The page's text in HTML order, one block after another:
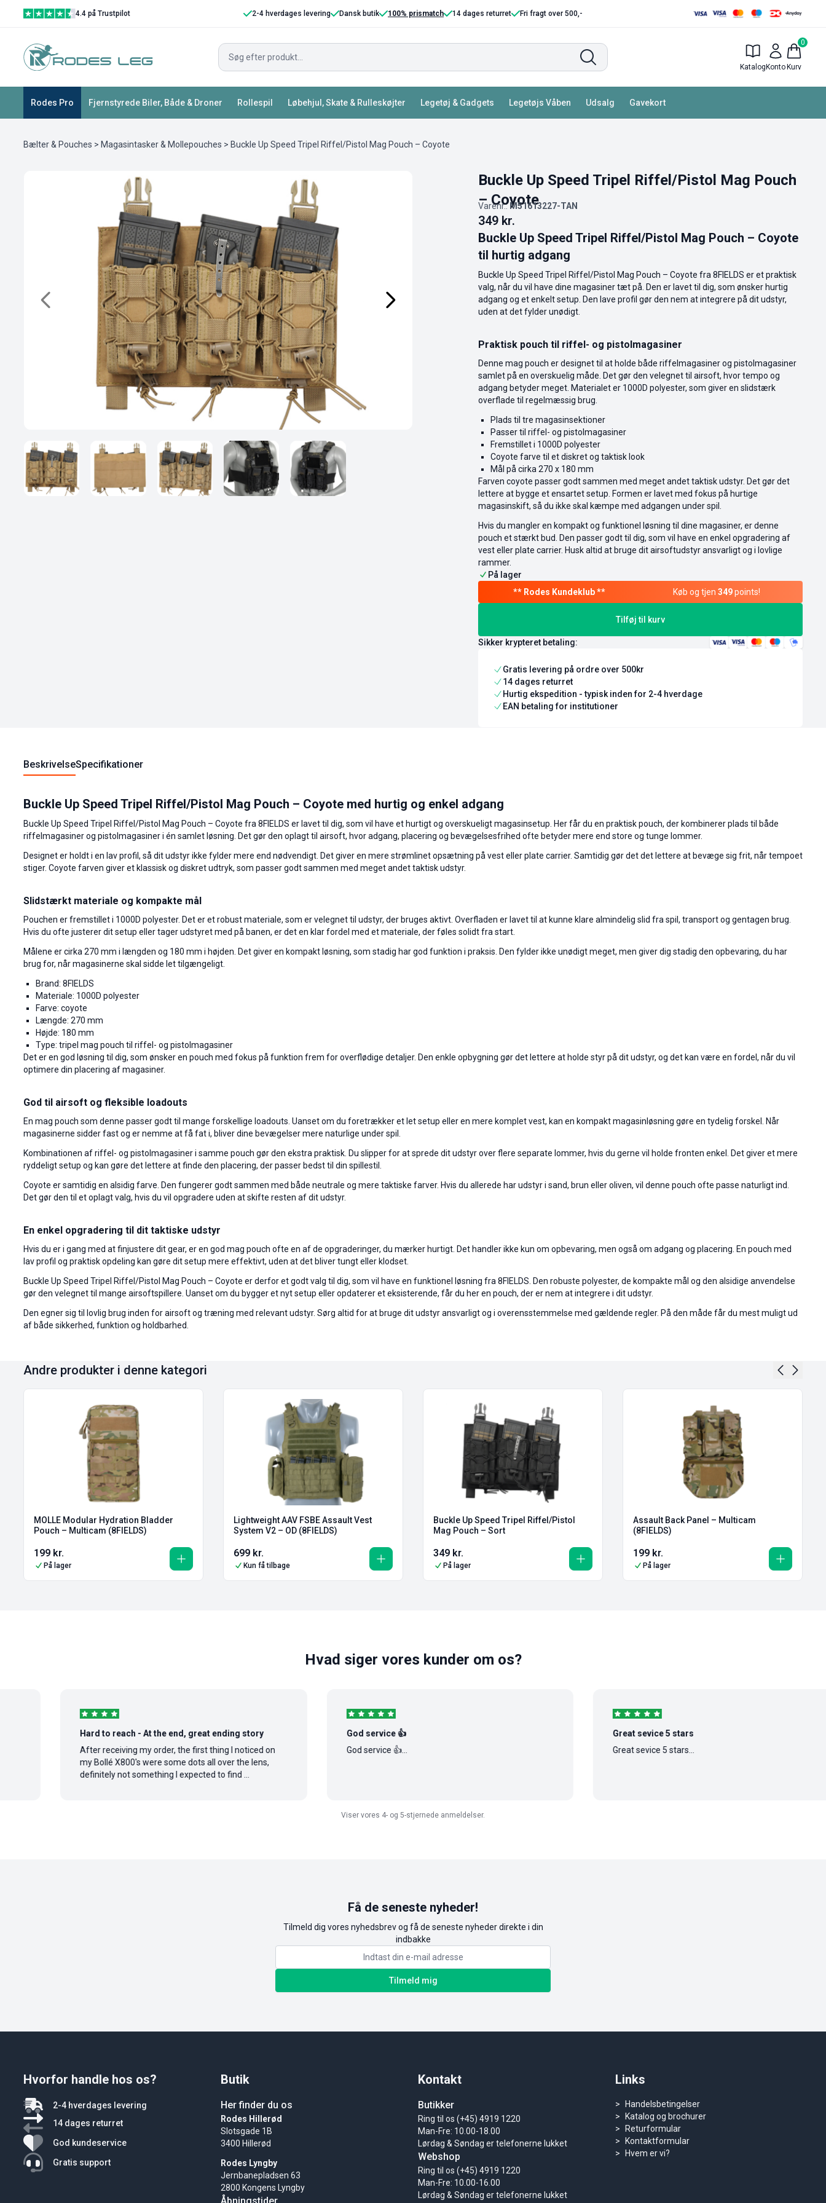
4.4 på Trustpilot 2-4 hverdages levering Dansk butik 100% prismatch 14 dages returret Fri fragt over 500,-
Katalog Konto
0
Kurv
Rodes Pro Fjernstyrede Biler, Både & Droner Rollespil Løbehjul, Skate & Rulleskøjter Legetøj & Gadgets Legetøjs Våben Udsalg Gavekort
Bælter & Pouches > Magasintasker & Mollepouches > Buckle Up Speed Tripel Riffel/Pistol Mag Pouch – Coyote
Buckle Up Speed Tripel Riffel/Pistol Mag Pouch
– Coyote
Varenr.: M51613227-TAN
349 kr.
Buckle Up Speed Tripel Riffel/Pistol Mag Pouch – Coyote
til hurtig adgang
Buckle Up Speed Tripel Riffel/Pistol Mag Pouch – Coyote fra 8FIELDS er et praktisk
valg, når du vil have dine magasiner tæt på. Den er lavet til dig, som ønsker hurtig
adgang og et enkelt setup. Den lave profil gør den nem at integrere på dit udstyr,
uden at det fylder unødigt.
Praktisk pouch til riffel- og pistolmagasiner
Denne mag pouch er designet til at holde både riffelmagasiner og pistolmagasiner
samlet på en overskuelig måde. Det gør den velegnet til airsoft, hvor tempo og
adgang betyder meget. Materialet er 1000D polyester, som giver en slidstærk
overflade til regelmæssig brug.
Plads til tre magasinsektioner
Passer til riffel- og pistolmagasiner
Fremstillet i 1000D polyester
Coyote farve til et diskret og taktisk look
Mål på cirka 270 x 180 mm
Farven coyote passer godt sammen med meget andet taktisk udstyr. Det gør det
lettere at bygge et ensartet setup. Formen er lavet med fokus på hurtige
magasinskift, så du ikke skal kæmpe med adgangen under spil.
Hvis du mangler en kompakt og funktionel løsning til dine magasiner, er denne
pouch et stærkt bud. Den passer godt til dig, som vil have en enkel opgradering af
vest eller plate carrier. Husk altid at bruge dit airsoftudstyr ansvarligt og i lovlige
rammer.
På lager
Køb og tjen 349points!
Tilføj til kurv
Sikker krypteret betaling:
Gratis levering på ordre over 500kr
14 dages returret
Hurtig ekspedition - typisk inden for 2-4 hverdage
EAN betaling for institutioner
BeskrivelseSpecifikationer
Buckle Up Speed Tripel Riffel/Pistol Mag Pouch – Coyote med hurtig og enkel adgang
Buckle Up Speed Tripel Riffel/Pistol Mag Pouch – Coyote fra 8FIELDS er lavet til dig, som vil have et hurtigt og overskueligt magasinsetup. Her får du en praktisk pouch, der kombinerer plads til både
riffelmagasiner og pistolmagasiner i én samlet løsning. Det gør den oplagt til airsoft, hvor adgang, placering og bevægelsesfrihed ofte betyder mere end store og tunge lommer.
Designet er holdt i en lav profil, så dit udstyr ikke fylder mere end nødvendigt. Det giver en mere strømlinet opsætning på vest eller plate carrier. Samtidig gør det det lettere at bevæge sig frit, når tempoet
stiger. Coyote farven giver et klassisk og diskret udtryk, som passer godt sammen med meget andet taktisk udstyr.
Slidstærkt materiale og kompakte mål
Pouchen er fremstillet i 1000D polyester. Det er et robust materiale, som er velegnet til udstyr, der bruges aktivt. Overfladen er lavet til at kunne klare almindelig slid fra spil, transport og gentagen brug.
Hvis du ofte justerer dit setup eller tager udstyret med på banen, er det en klar fordel med et materiale, der føles solidt fra start.
Målene er cirka 270 mm i længden og 180 mm i højden. Det giver en kompakt løsning, som stadig har god funktion i praksis. Den fylder ikke unødigt meget, men giver dig stadig den opbevaring, du har
brug for, når magasinerne skal sidde let tilgængeligt.
Brand: 8FIELDS
Materiale: 1000D polyester
Farve: coyote
Længde: 270 mm
Højde: 180 mm
Type: tripel mag pouch til riffel- og pistolmagasiner
Det er en god løsning til dig, som ønsker en pouch med fokus på funktion frem for overflødige detaljer. Den enkle opbygning gør det lettere at holde styr på dit udstyr, og det kan være en fordel, når du vil
optimere din placering af magasiner.
God til airsoft og fleksible loadouts
En mag pouch som denne passer godt til mange forskellige loadouts. Uanset om du foretrækker et let setup eller en mere komplet vest, kan en kompakt magasinløsning gøre en tydelig forskel. Når
magasinerne sidder fast og er nemme at få fat i, bliver dine bevægelser mere naturlige under spil.
Kombinationen af riffel- og pistolmagasiner i samme pouch gør den ekstra praktisk. Du slipper for at sprede dit udstyr over flere separate lommer, hvis du gerne vil holde fronten enkel. Det giver et mere
ryddeligt setup og kan gøre det lettere at finde den placering, der passer bedst til din spillestil.
Coyote er samtidig en alsidig farve. Den fungerer godt sammen med både neutrale og mere taktiske farver. Hvis du allerede har udstyr i sand, brun eller oliven, vil denne pouch ofte passe naturligt ind.
Det gør den til et oplagt valg, hvis du vil opgradere uden at skifte resten af dit udstyr.
En enkel opgradering til dit taktiske udstyr
Hvis du er i gang med at finjustere dit gear, er en god mag pouch ofte en af de opgraderinger, du mærker hurtigt. Det handler ikke kun om opbevaring, men også om adgang og placering. En pouch med
lav profil og praktisk opdeling kan gøre dit setup mere effektivt, uden at det bliver tungt eller klodset.
Buckle Up Speed Tripel Riffel/Pistol Mag Pouch – Coyote er derfor et godt valg til dig, som vil have en funktionel løsning fra 8FIELDS. Den robuste polyester, de kompakte mål og den alsidige anvendelse
gør den velegnet til mange airsoftspillere. Uanset om du bygger et nyt setup eller opdaterer et eksisterende, får du her en pouch, der er nem at integrere i dit udstyr.
Den egner sig til lovlig brug inden for airsoft og træning med relevant udstyr. Sørg altid for at bruge dit udstyr ansvarligt og i overensstemmelse med gældende regler. På den måde får du mest muligt ud
af både sikkerhed, funktion og holdbarhed.
Andre produkter i denne kategori
MOLLE Modular Hydration Bladder
Pouch – Multicam (8FIELDS)
199 kr.
På lager
Lightweight AAV FSBE Assault Vest
System V2 – OD (8FIELDS)
699 kr.
Kun få tilbage
Buckle Up Speed Tripel Riffel/Pistol
Mag Pouch – Sort
349 kr.
På lager
Assault Back Panel – Multicam
(8FIELDS)
199 kr.
På lager
Hvad siger vores kunder om os?
Hard to reach - At the end, great ending story
After receiving my order, the first thing I noticed on
my Bollé X800's were some dots all over the lens,
definitely not something I expected to find ...
God service 👍
God service 👍...
Great sevice 5 stars
Great sevice 5 stars...
Viser vores 4- og 5-stjernede anmeldelser.
Få de seneste nyheder!
Tilmeld dig vores nyhedsbrev og få de seneste nyheder direkte i din
indbakke
Tilmeld mig
Butik
Her finder du os
Rodes Hillerød
Slotsgade 1B
3400 Hillerød
Rodes Lyngby
Jernbanepladsen 63
2800 Kongens Lyngby
Åbningstider
Kontakt
Butikker
Ring til os (+45) 4919 1220
Man-Fre: 10.00-18.00
Lørdag & Søndag er telefonerne lukket
Webshop
Ring til os (+45) 4919 1220
Man-Fre: 10.00-16.00
Lørdag & Søndag er telefonerne lukket
Links
Handelsbetingelser
Katalog og brochurer
Returformular
Kontaktformular
Hvem er vi?
Hvorfor handle hos os?
2-4 hverdages levering
14 dages returret
God kundeservice
Gratis support